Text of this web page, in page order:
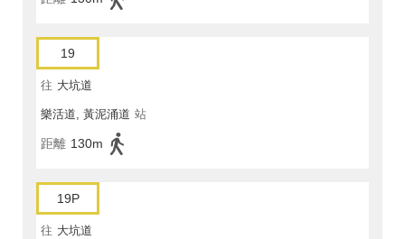
19
往 大坑道
樂活道, 黃泥涌道 站
距離 130m
19P
往 大坑道